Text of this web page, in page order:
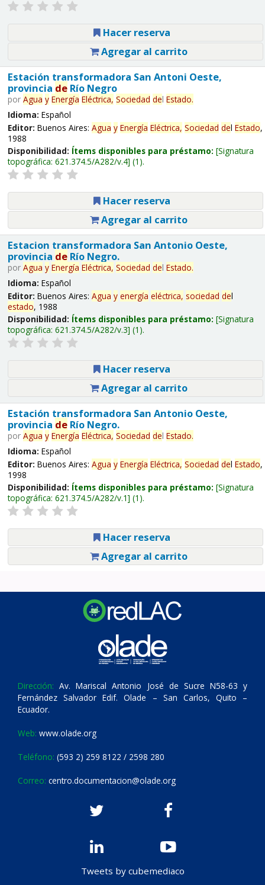
Hacer reserva
Agregar al carrito
Estación transformadora San Antoni Oeste,
provincia deRío Negro
por Agua y Energía Eléctrica, Sociedad del Estado.
Idioma: Español
Editor: Buenos Aires: Agua y Energía Eléctrica, Sociedad del Estado,
1988
Disponibilidad: Ítems disponibles para préstamo: Signatura
topográfica: 621.374.5/A282/v.4 (1).
Hacer reserva
Agregar al carrito
Estacion transformadora San Antonio Oeste,
provincia deRío Negro.
por Agua y Energía Eléctrica, Sociedad del Estado.
Idioma: Español
Editor: Buenos Aires: Agua y energía eléctrica, sociedad del
estado, 1988
Disponibilidad: Ítems disponibles para préstamo: Signatura
topográfica: 621.374.5/A282/v.3 (1).
Hacer reserva
Agregar al carrito
Estación transformadora San Antonio Oeste,
provincia deRío Negro.
por Agua y Energía Eléctrica, Sociedad del Estado.
Idioma: Español
Editor: Buenos Aires: Agua y Energía Eléctrica, Sociedad del Estado,
1998
Disponibilidad: Ítems disponibles para préstamo: Signatura
topográfica: 621.374.5/A282/v.1 (1).
Hacer reserva
Agregar al carrito
Dirección: Av. Mariscal Antonio José de Sucre N58-63 y
Fernández Salvador Edif. Olade – San Carlos, Quito –
Ecuador.
Web: www.olade.org
Teléfono: (593 2) 259 8122 / 2598 280
Correo: centro.documentacion@olade.org
Tweets by cubemediaco